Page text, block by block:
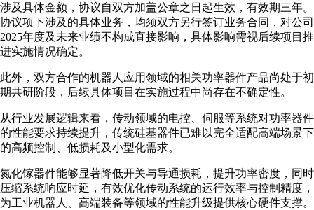
涉及具体金额，协议自双方加盖公章之日起生效，有效期三年。
协议项下涉及的具体业务，均须双方另行签订业务合同，对公司
2025年度及未来业绩不构成直接影响，具体影响需视后续项目推
进实施情况确定。
此外，双方合作的机器人应用领域的相关功率器件产品尚处于初
期共研阶段，后续具体项目在实施过程中尚存在不确定性。
从行业发展逻辑来看，传动领域的电控、伺服等系统对功率器件
的性能要求持续提升，传统硅基器件已难以完全适配高端场景下
的高频控制、低损耗及小型化需求。
氮化镓器件能够显著降低开关与导通损耗，提升功率密度，同时
压缩系统响应时延，有效优化传动系统的运行效率与控制精度，
为工业机器人、高端装备等领域的性能升级提供核心硬件支撑。